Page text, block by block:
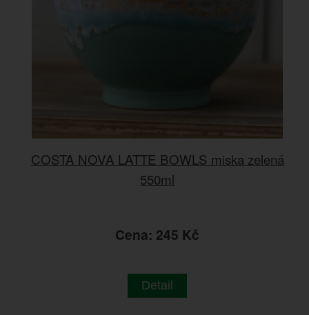
COSTA NOVA LATTE BOWLS miska zelená
550ml
Cena: 245 Kč
Detail